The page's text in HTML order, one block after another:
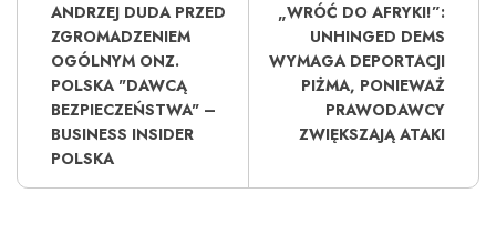
ANDRZEJ DUDA PRZED
ZGROMADZENIEM
OGÓLNYM ONZ.
POLSKA "DAWCĄ
BEZPIECZEŃSTWA" –
BUSINESS INSIDER
POLSKA
„WRÓĆ DO AFRYKI!”:
UNHINGED DEMS
WYMAGA DEPORTACJI
PIŻMA, PONIEWAŻ
PRAWODAWCY
ZWIĘKSZAJĄ ATAKI